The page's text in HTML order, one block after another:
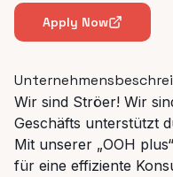
Apply Now
Wir sind Ströer! Wir
Geschäfts unterstützt
Mit unserer „OOH
für eine effiziente